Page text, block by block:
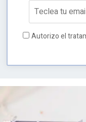
Autorizo el